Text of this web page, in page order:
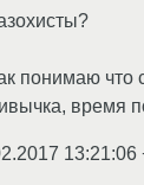
понимаю что
время
13:21:06